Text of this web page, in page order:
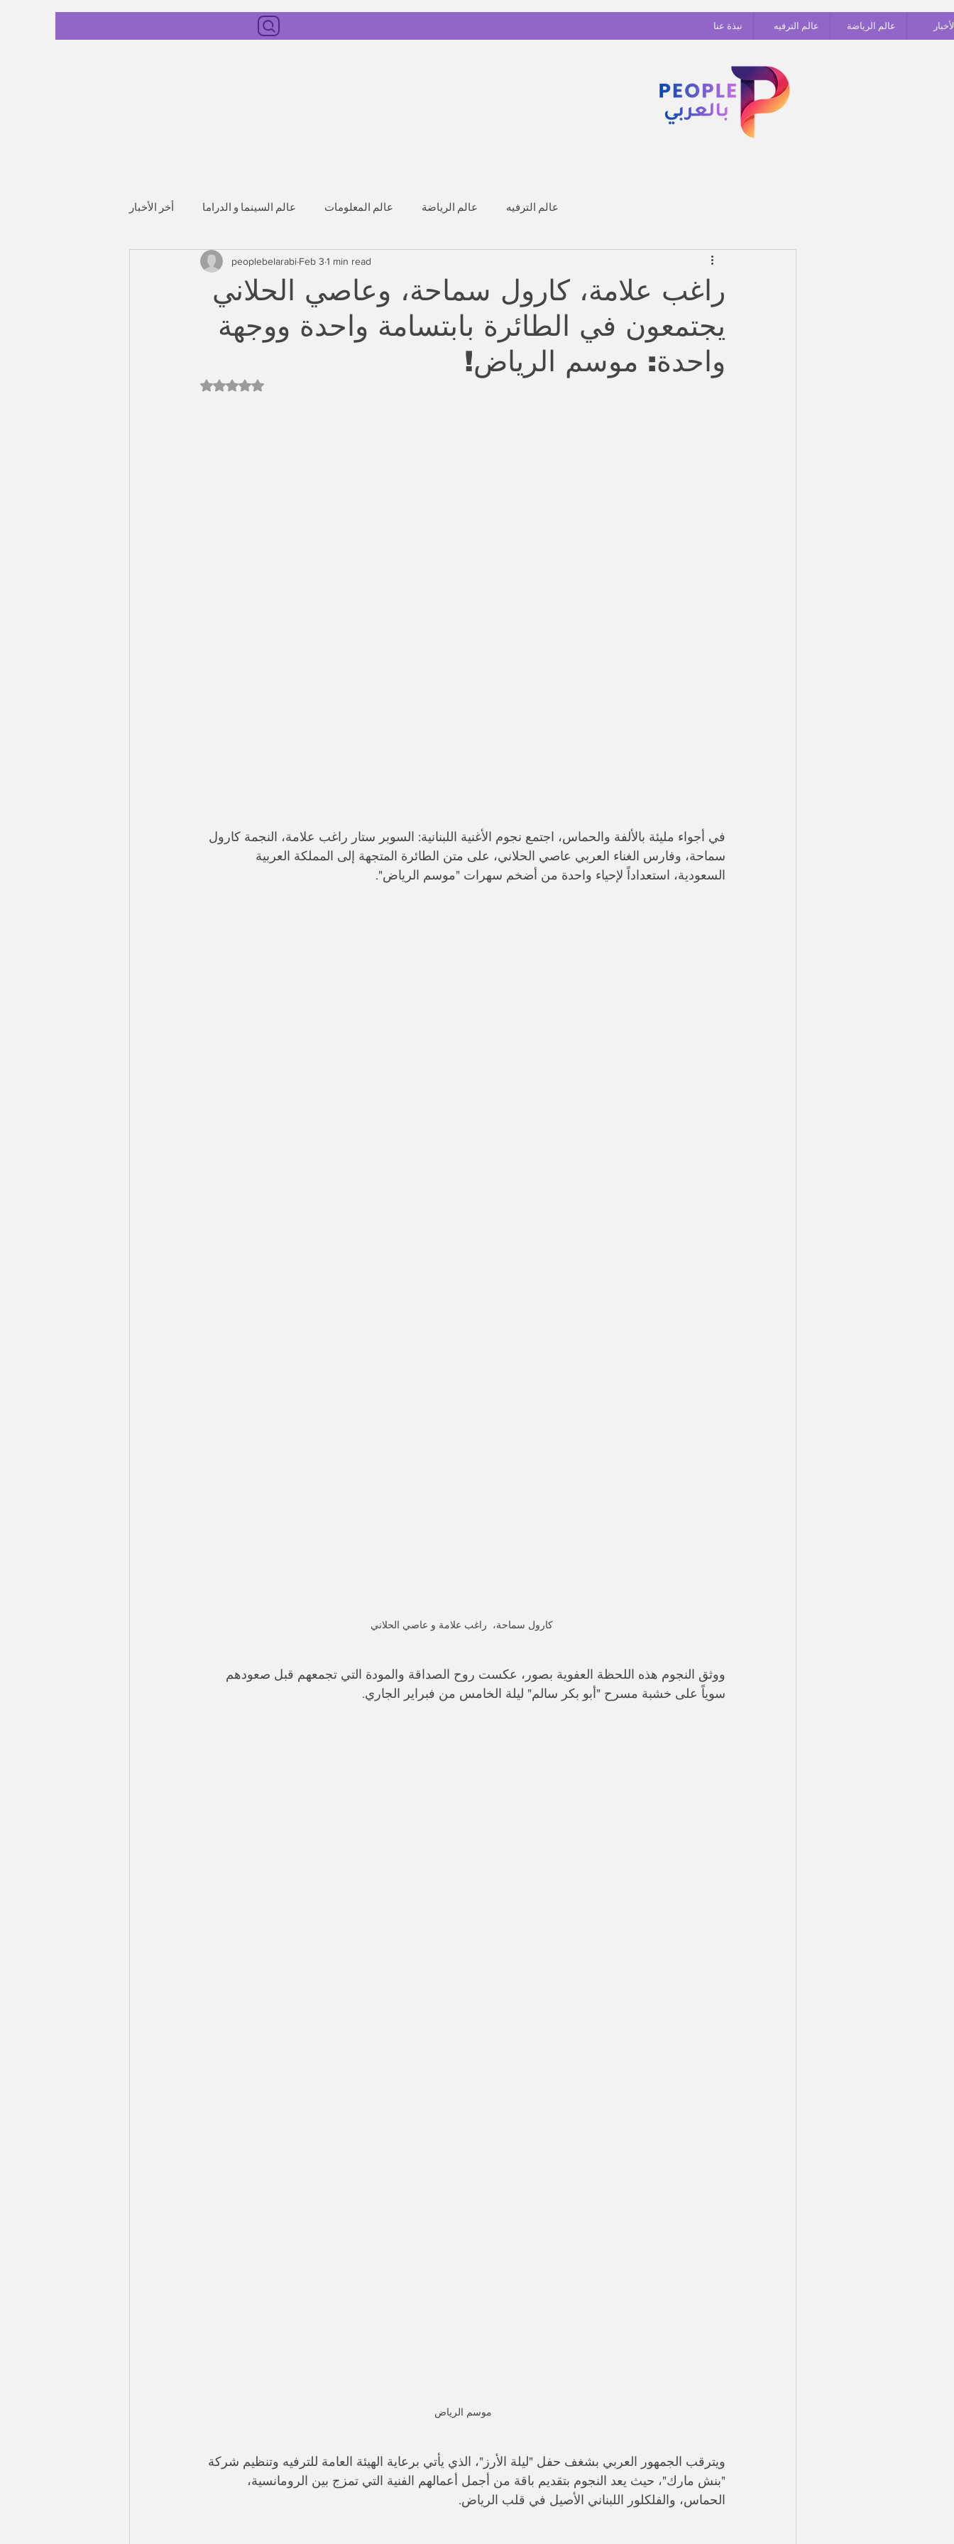
عالم الرياضة عالم الترفيه نبذة عنا
أخر الأخبار عالم السينما و الدراما عالم المعلومات عالم الرياضة عالم الترفيه
راغب علامة، كارول سماحة، وعاصي الحلاني
يجتمعون في الطائرة بابتسامة واحدة ووجهة
واحدة: موسم الرياض!
peoplebelarabi Feb 3 1 min read
Rated NaN out of 5 stars.
في أجواء مليئة بالألفة والحماس، اجتمع نجوم الأغنية اللبنانية: السوبر ستار راغب علامة، النجمة كارول
سماحة، وفارس الغناء العربي عاصي الحلاني، على متن الطائرة المتجهة إلى المملكة العربية
السعودية، استعداداً لإحياء واحدة من أضخم سهرات "موسم الرياض".
كارول سماحة،  راغب علامة و عاصي الحلاني
​ووثق النجوم هذه اللحظة العفوية بصور، عكست روح الصداقة والمودة التي تجمعهم قبل صعودهم
سوياً على خشبة مسرح "أبو بكر سالم" ليلة الخامس من فبراير الجاري.
موسم الرياض
​ويترقب الجمهور العربي بشغف حفل "ليلة الأرز"، الذي يأتي برعاية الهيئة العامة للترفيه وتنظيم شركة
"بنش مارك"، حيث يعد النجوم بتقديم باقة من أجمل أعمالهم الفنية التي تمزج بين الرومانسية،
الحماس، والفلكلور اللبناني الأصيل في قلب الرياض.